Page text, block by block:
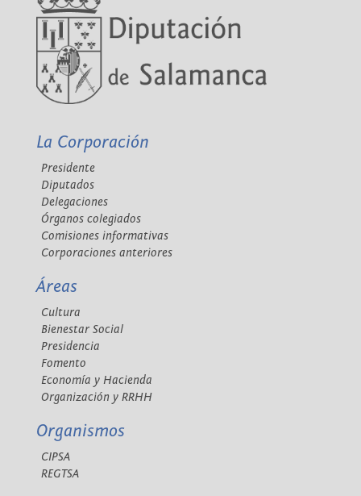
La Corporación
Presidente
Diputados
Delegaciones
Órganos colegiados
Comisiones informativas
Corporaciones anteriores
Áreas
Cultura
Bienestar Social
Presidencia
Fomento
Economía y Hacienda
Organización y RRHH
Organismos
CIPSA
REGTSA